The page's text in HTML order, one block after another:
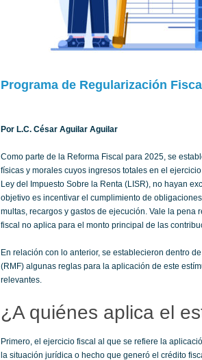
Programa de Regularización
Por L.C. César Aguilar Aguilar
Como parte de la Reforma Fiscal para 2025, se
físicas y morales cuyos ingresos totales en el
Ley del Impuesto Sobre la Renta (LISR), no hayan
objetivo es incentivar el cumplimiento de
multas, recargos y gastos de ejecución. Vale la pena
fiscal no aplica para el monto principal de las
En relación con lo anterior, se establecieron dentro
(RMF) algunas reglas para la aplicación de este
relevantes.
¿A quiénes aplica el
Primero, el ejercicio fiscal al que se refiere la
la situación jurídica o hecho que generó el crédito